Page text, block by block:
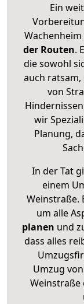
Ein
der Routen.
die sowohl
auch ratsam,
von
wir
Planung,
In der Tat
einem
Weinstraße.
um alle
planen und
dass alles
Umzug